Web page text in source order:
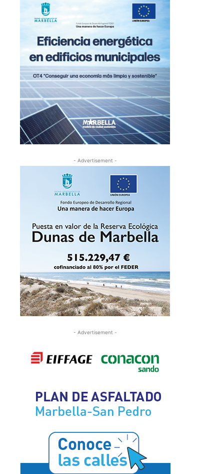
- Advertisement -
- Advertisement -